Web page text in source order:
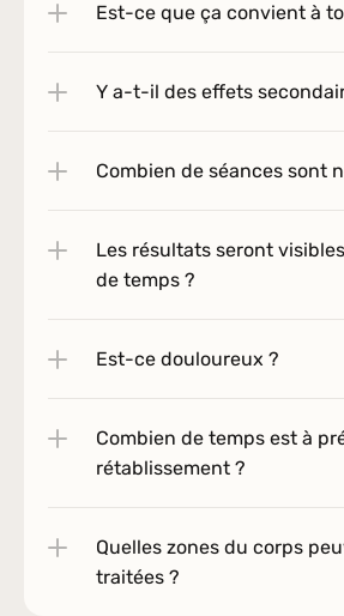
Est-ce que ça convient à
Y a-t-il des effets
Combien de séances sont
Les résultats seront
de temps ?
Est-ce douloureux ?
Combien de temps est à
rétablissement ?
Quelles zones du corps
traitées ?